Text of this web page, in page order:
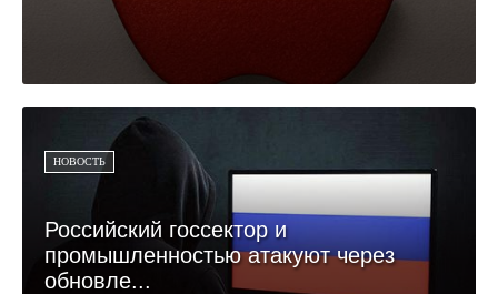
НОВОСТЬ
Российский госсектор и
промышленностью атакуют через
обновле...